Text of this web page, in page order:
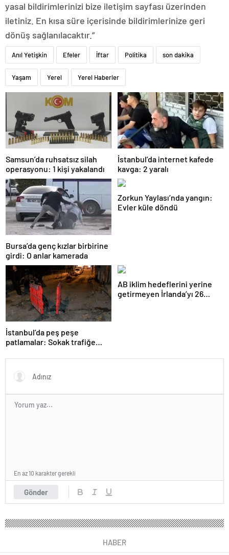
yasal bildirimlerinizi bize iletişim sayfası üzerinden
iletiniz. En kısa süre içerisinde bildirimlerinize geri
dönüş sağlanılacaktır.”
Anıl Yetişkin Efeler İftar Politika son dakika
Yaşam Yerel Yerel Haberler
Samsun’da ruhsatsız silah
operasyonu: 1 kişi yakalandı
İstanbul’da internet kafede
kavga: 2 yaralı
Bursa’da genç kızlar birbirine
girdi: O anlar kamerada
Zorkun Yaylası’nda yangın:
Evler küle döndü
İstanbul’da peş peşe
patlamalar: Sokak trafiğe
AB iklim hedeflerini yerine
getirmeyen İrlanda’yı 26
Gönder
En az 10 karakter gerekli
HABER